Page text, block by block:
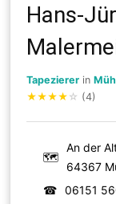
Hans-
Tapezierer in
★★★★ ☆ (4)
🗺
An der
64367
☎
06151